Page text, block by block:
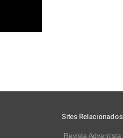
Sites Relacionados
Revista Adventista